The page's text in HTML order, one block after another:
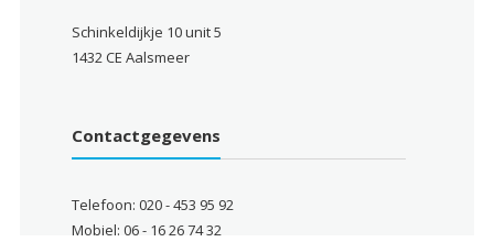
Schinkeldijkje 10 unit 5
1432 CE Aalsmeer
Contactgegevens
Telefoon: 020 - 453 95 92
Mobiel: 06 - 16 26 74 32